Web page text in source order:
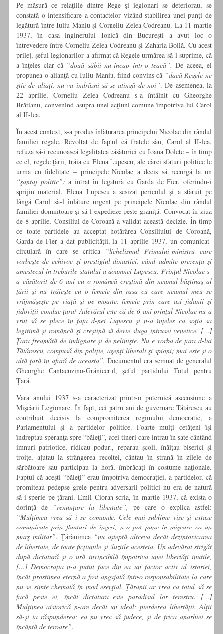
Pe măsură ce relaţiile dintre Rege şi legionari se deteriorau, se
constată o intensificare a contactelor vizând stabilirea unei punţi de
legătură între Iuliu Maniu şi Corneliu Zelea Codreanu. La 11 martie
1937, în casa inginerului Ionică din Bucureşti a avut loc o
întrevedere între Corneliu Zelea Codreanu şi Zaharia Boilă. Cu acest
prilej, şeful legionarilor a afirmat că Regele urmărea să-l suprime, că
a înţeles clar că “două săbii nu încap într-o teacă”.De aceea, el
propunea o alianţă cu Iuliu Maniu, fiind convins că “dacă Regele ne
ştie de aliaţi, nu va îndrăzni să se atingă de noi”. De asemenea, la
22 aprilie, Corneliu Zelea Codreanu s-a întâlnit cu Gheorghe
Brătianu, convenind asupra unei acţiuni comune împotriva lui Carol
al II-lea.
În acest context, s-a produs înlăturarea principelui Nicolae din rândul
familiei regale. Revoltat de faptul că fratele său, Carol al II-lea,
refuza să-i recunoască legalitatea căsătoriei cu Ioana Dolete – în timp
ce el, regele ţării, trăia cu Elena Lupescu, ale cărei sfaturi politice le
urma cu fidelitate – principele Nicolae a decis să recurgă la un
“şantaj politic”:a intrat în legătură cu Garda de Fier, oferindu-i
sprijin material. Elena Lupescu a sesizat pericolul şi a stăruit pe
lângă Carol să-l înlăture urgent pe principele Nicolae din rândul
familiei domnitoare şi să-l expedieze peste graniţă. Convocat în ziua
de 8 aprilie, Consiliul de Coroană a validat această decizie. În timp
ce toate partidele au acceptat hotărârea Consiliului de Coroană,
Garda de Fier a dat publicităţii, la 11 aprilie 1937, un comunicat-
circulară în care se critica “lichelismul Primului-ministru care
vorbeşte de echivoc şi prestigiul dinastiei, când admite prezenţa şi
amestecul în treburile statului a doamnei Lupescu. Prinţul Nicolae s-
a căsătorit de 6 ani cu o româncă creştină din neamul băştinaş al
ţării şi nu trăieşte cu o femeie din rasa cu care neamul meu se
vrăjmăşeşte pe viaţă şi pe moarte, femeie prin care azi jidanii şi
jidoviţii conduc ţara! Adevărul este că de 6 ani prinţul Nicolae nu a
vrut să se plece în faţa d-nei Lupescu şi n-a înţeles ca soţia sa
legitimă şi româncă şi creştină să devie sluga intrusei venetice. […]
Ţara freamătă de indignare şi de nelinişte. Nu e vorba de ţara d-lui
Tătărescu, compusă din poliţie, agenţi liberali şi spioni; mai este şi o
altă ţară în afară de aceasta”.Documentul era semnat de generalul
Gheorghe Cantacuzino-Grănicerul, şeful partidului Totul pentru
Ţară.
Vara anului 1937 s-a caracterizat printr-o puternică ascensiune a
Mişcării Legionare. În fapt, cei patru ani de guvernare Tătărescu au
contribuit decisiv la compromiterea regimului democratic, a
Parlamentului şi a partidelor politice. Foarte mulţi cetăţeni îşi
îndreptau speranţa spre “băieţi”, acei tineri care intrau în sate cântând
imnuri patriotice, ridicau poduri, reparau şcoli, înălţau biserici şi
troiţe, ajutau la strângerea recoltei, cântau în strană în zilele de
sărbătoare sau participau la horă, îmbrăcaţi în costume naţionale.
Faptul că aceşti “băieţi” erau împotriva democraţiei, a partidelor, că
promiteau pedepse grele pentru adversarii politici nu era de natură
să-i sperie pe ţărani. Emil Cioran scria, în martie 1937, că exista o
dorinţă de
“renunţare la libertate”, pe care o explica astfel:
“Mulţimea vrea să i se comande. Cele mai sublime vise şi extaze
comunicate prin flauturi de îngeri, n-o pot pune în mişcare ca un
marş militar”. Ţărănimea “nu aşteptă altceva decât dezintoxicarea
de libertate, de toate ficţiunile şi iluziile acesteia. Un adevărat strigăt
după dictatură şi o ură invincibilă împotriva unei libertăţi inutile,
[…] Democraţia n-a putut face din ea un factor activ al istoriei,
încât prostimea eternă a fost angajată într-o responsabilitate la care
nu se simte chemată în mod esenţial. Ţăranii ar vrea ca totul să se
facă peste ei, încât dictatura este paradisul lor terestru. […]
Mulţimea aistorică n-are decât un ideal: pierderea libertăţii. Alţii
să-şi ia răspunderea; ea nu vrea să judece, şi de frica anarhiei se
încântă de teroare”.